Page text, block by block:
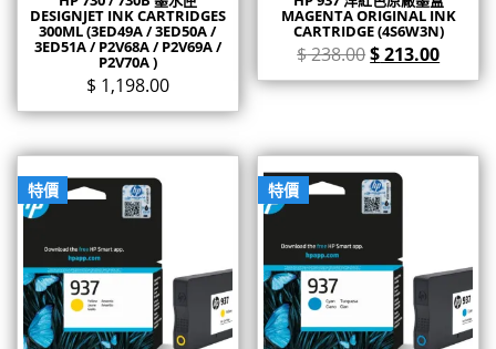
DESIGNJET INK CARTRIDGES
300ML (3ED49A / 3ED50A /
3ED51A / P2V68A / P2V69A /
P2V70A )
$ 1,198.00
MAGENTA ORIGINAL INK
CARTRIDGE (4S6W3N)
$238.00$213.00
特價 特價